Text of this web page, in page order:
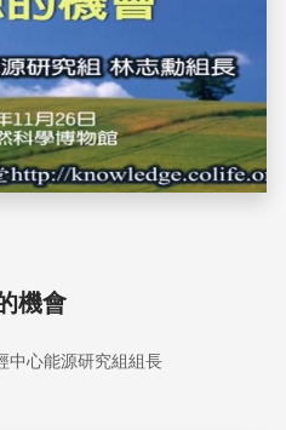
機會
中心能源研究組組長